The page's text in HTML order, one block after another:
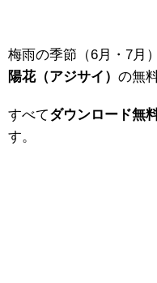
梅雨の季節（6月・7月
陽花（アジサイ） の無
すべてダウンロード無
す。